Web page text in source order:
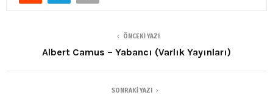
ÖNCEKI YAZI
Albert Camus – Yabancı (Varlık Yayınları)
SONRAKI YAZI